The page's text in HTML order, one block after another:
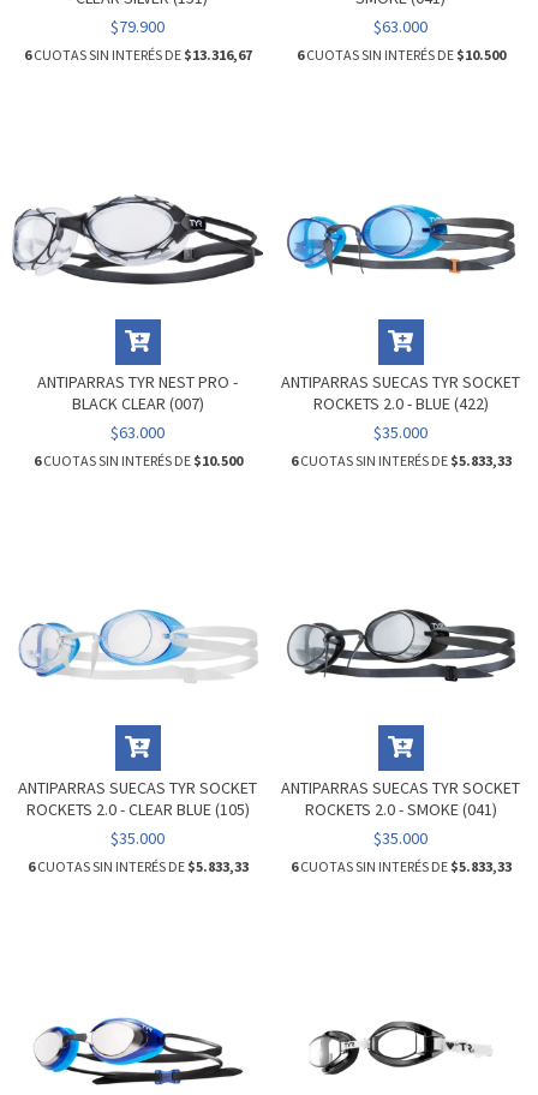
$79.900
6CUOTAS SIN INTERÉS DE $13.316,67
$63.000
6CUOTAS SIN INTERÉS DE $10.500
ANTIPARRAS TYR NEST PRO -
BLACK CLEAR (007)
$63.000
6CUOTAS SIN INTERÉS DE $10.500
ANTIPARRAS SUECAS TYR SOCKET
ROCKETS 2.0 - BLUE (422)
$35.000
6CUOTAS SIN INTERÉS DE $5.833,33
ANTIPARRAS SUECAS TYR SOCKET
ROCKETS 2.0 - CLEAR BLUE (105)
$35.000
6CUOTAS SIN INTERÉS DE $5.833,33
ANTIPARRAS SUECAS TYR SOCKET
ROCKETS 2.0 - SMOKE (041)
$35.000
6CUOTAS SIN INTERÉS DE $5.833,33